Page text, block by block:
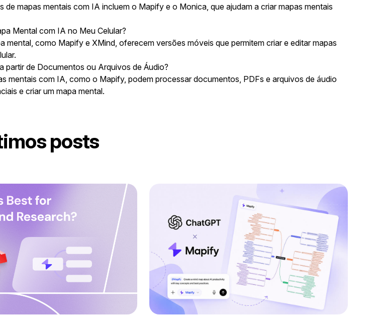
de mapas mentais com IA incluem o Mapify e o Monica, que ajudam a criar mapas mentais
Mental com IA no Meu Celular?
mental, como Mapify e XMind, oferecem versões móveis que permitem criar e editar mapas
partir de Documentos ou Arquivos de Áudio?
mentais com IA, como o Mapify, podem processar documentos, PDFs e arquivos de áudio
e criar um mapa mental.
posts